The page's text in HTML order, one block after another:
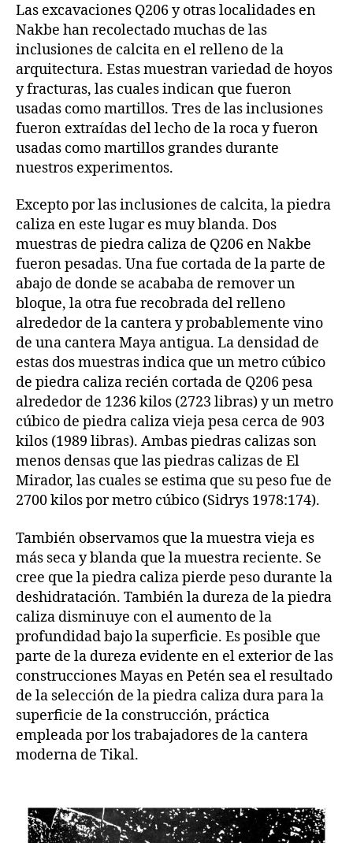
Las excavaciones Q206 y otras localidades en
Nakbe han recolectado muchas de las
inclusiones de calcita en el relleno de la
arquitectura. Estas muestran variedad de hoyos
y fracturas, las cuales indican que fueron
usadas como martillos. Tres de las inclusiones
fueron extraídas del lecho de la roca y fueron
usadas como martillos grandes durante
nuestros experimentos.
Excepto por las inclusiones de calcita, la piedra
caliza en este lugar es muy blanda. Dos
muestras de piedra caliza de Q206 en Nakbe
fueron pesadas. Una fue cortada de la parte de
abajo de donde se acababa de remover un
bloque, la otra fue recobrada del relleno
alrededor de la cantera y probablemente vino
de una cantera Maya antigua. La densidad de
estas dos muestras indica que un metro cúbico
de piedra caliza recién cortada de Q206 pesa
alrededor de 1236 kilos (2723 libras) y un metro
cúbico de piedra caliza vieja pesa cerca de 903
kilos (1989 libras). Ambas piedras calizas son
menos densas que las piedras calizas de El
Mirador, las cuales se estima que su peso fue de
2700 kilos por metro cúbico (Sidrys 1978:174).
También observamos que la muestra vieja es
más seca y blanda que la muestra reciente. Se
cree que la piedra caliza pierde peso durante la
deshidratación. También la dureza de la piedra
caliza disminuye con el aumento de la
profundidad bajo la superficie. Es posible que
parte de la dureza evidente en el exterior de las
construcciones Mayas en Petén sea el resultado
de la selección de la piedra caliza dura para la
superficie de la construcción, práctica
empleada por los trabajadores de la cantera
moderna de Tikal.